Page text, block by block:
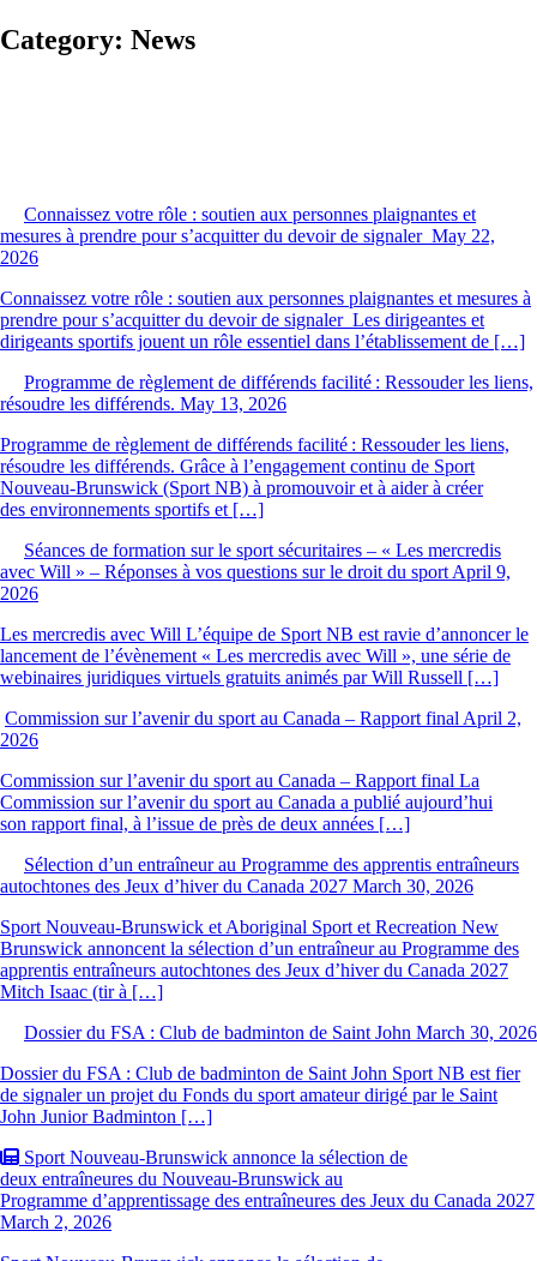
Category: News
Connaissez votre rôle : soutien aux personnes plaignantes et
mesures à prendre pour s’acquitter du devoir de signaler May 22,
2026
Connaissez votre rôle : soutien aux personnes plaignantes et mesures à
prendre pour s’acquitter du devoir de signaler Les dirigeantes et
dirigeants sportifs jouent un rôle essentiel dans l’établissement de […]
Programme de règlement de différends facilité : Ressouder les liens,
résoudre les différends. May 13, 2026
Programme de règlement de différends facilité : Ressouder les liens,
résoudre les différends. Grâce à l’engagement continu de Sport
Nouveau-Brunswick (Sport NB) à promouvoir et à aider à créer
des environnements sportifs et […]
Séances de formation sur le sport sécuritaires – « Les mercredis
avec Will » – Réponses à vos questions sur le droit du sportApril 9,
2026
Les mercredis avec Will L’équipe de Sport NB est ravie d’annoncer le
lancement de l’évènement « Les mercredis avec Will », une série de
webinaires juridiques virtuels gratuits animés par Will Russell […]
Commission sur l’avenir du sport au Canada – Rapport finalApril 2,
2026
Commission sur l’avenir du sport au Canada – Rapport final La
Commission sur l’avenir du sport au Canada a publié aujourd’hui
son rapport final, à l’issue de près de deux années […]
Sélection d’un entraîneur au Programme des apprentis entraîneurs
autochtones des Jeux d’hiver du Canada 2027 March 30, 2026
Sport Nouveau-Brunswick et Aboriginal Sport et Recreation New
Brunswick annoncent la sélection d’un entraîneur au Programme des
apprentis entraîneurs autochtones des Jeux d’hiver du Canada 2027
Mitch Isaac (tir à […]
Dossier du FSA : Club de badminton de Saint John March 30, 2026
Dossier du FSA : Club de badminton de Saint John Sport NB est fier
de signaler un projet du Fonds du sport amateur dirigé par le Saint
John Junior Badminton […]
Sport Nouveau-Brunswick annonce la sélection de
deux entraîneures du Nouveau-Brunswick au
Programme d’apprentissage des entraîneures des Jeux du Canada 2027
March 2, 2026